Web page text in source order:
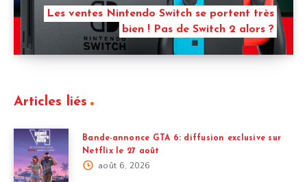
Les ventes Nintendo Switch se portent très
bien ! Pas de Switch 2 alors ?
Articles liés
Bande-annonce GTA 6: diffusion exclusive sur
Netflix le 27 août
août 6, 2026